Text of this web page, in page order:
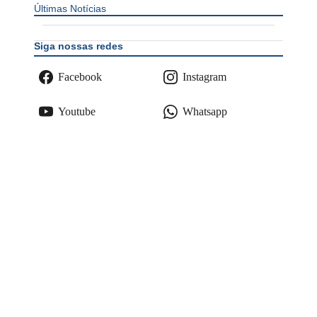
Últimas Notícias
Siga nossas redes
Facebook Instagram
Youtube Whatsapp